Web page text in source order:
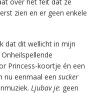
zien en er geen enkele
dat dit wellicht in mijn
Princess-koortje én een
nu eenmaal een sucker
Ljubav je: geen